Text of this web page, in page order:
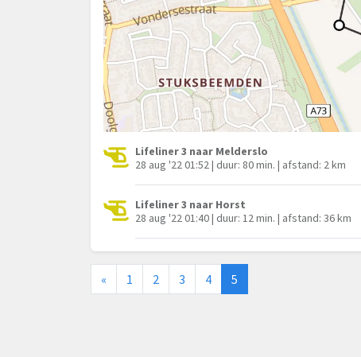
Lifeliner 3 naar Melderslo
28 aug '22 01:52 | duur: 80 min. | afstand: 2 km
Lifeliner 3 naar Horst
28 aug '22 01:40 | duur: 12 min. | afstand: 36 km
« 1 2 3 4 5